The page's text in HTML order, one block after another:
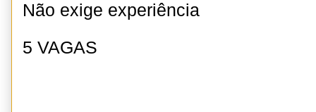
Não exige experiência
5 VAGAS